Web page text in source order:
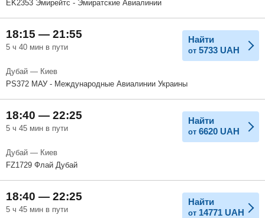
EK2353 Эмирейтс - Эмиратские Авиалинии
18:15 — 21:55
5 ч 40 мин в пути
Найти
от 5733 UAH
Дубай — Киев
PS372 МАУ - Международные Авиалинии Украины
18:40 — 22:25
5 ч 45 мин в пути
Найти
от 6620 UAH
Дубай — Киев
FZ1729 Флай Дубай
18:40 — 22:25
5 ч 45 мин в пути
Найти
от 14771 UAH